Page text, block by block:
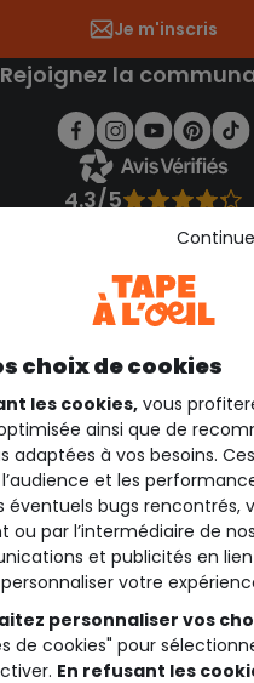
Je m'inscris
Rejoignez la
4.3/5
Voir l’attestation de
Téléchargez notre
Découvrir notre application
nous ?
?
choix de cookies
les cookies, vous
ainsi que de
adaptées à vos besoins.
et les
éventuels bugs rencontrés,
ou par l’intermédiaire de
et publicités en
votre
personnaliser vos
de cookies" pour
En refusant les